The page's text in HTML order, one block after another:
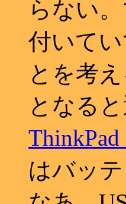
らない
付いて
とを考
となる
ThinkPad
はバッ